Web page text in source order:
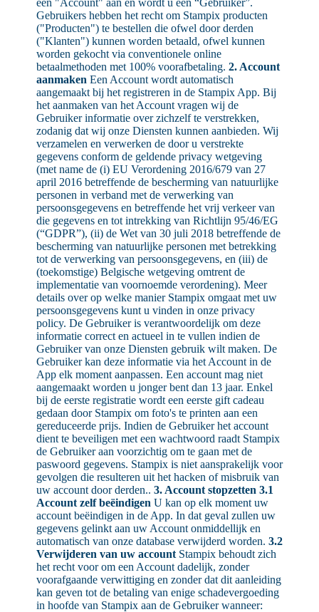
Gebruikers hebben het recht om Stampix producten
("Producten") te bestellen die ofwel door derden
("Klanten") kunnen worden betaald, ofwel kunnen
worden gekocht via conventionele online
betaalmethoden met 100% voorafbetaling. 2. Account
aanmaken Een Account wordt automatisch
aangemaakt bij het registreren in de Stampix App. Bij
het aanmaken van het Account vragen wij de
Gebruiker informatie over zichzelf te verstrekken,
zodanig dat wij onze Diensten kunnen aanbieden. Wij
verzamelen en verwerken de door u verstrekte
gegevens conform de geldende privacy wetgeving
(met name de (i) EU Verordening 2016/679 van 27
april 2016 betreffende de bescherming van natuurlijke
personen in verband met de verwerking van
persoonsgegevens en betreffende het vrij verkeer van
die gegevens en tot intrekking van Richtlijn 95/46/EG
(“GDPR”), (ii) de Wet van 30 juli 2018 betreffende de
bescherming van natuurlijke personen met betrekking
tot de verwerking van persoonsgegevens, en (iii) de
(toekomstige) Belgische wetgeving omtrent de
implementatie van voornoemde verordening). Meer
details over op welke manier Stampix omgaat met uw
persoonsgegevens kunt u vinden in onze privacy
policy. De Gebruiker is verantwoordelijk om deze
informatie correct en actueel in te vullen indien de
Gebruiker van onze Diensten gebruik wilt maken. De
Gebruiker kan deze informatie via het Account in de
App elk moment aanpassen. Een account mag niet
aangemaakt worden u jonger bent dan 13 jaar. Enkel
bij de eerste registratie wordt een eerste gift cadeau
gedaan door Stampix om foto's te printen aan een
gereduceerde prijs. Indien de Gebruiker het account
dient te beveiligen met een wachtwoord raadt Stampix
de Gebruiker aan voorzichtig om te gaan met de
paswoord gegevens. Stampix is niet aansprakelijk voor
gevolgen die resulteren uit het hacken of misbruik van
uw account door derden.. 3. Account stopzetten 3.1
Account zelf beëindigen U kan op elk moment uw
account beëindigen in de App. In dat geval zullen uw
gegevens gelinkt aan uw Account onmiddellijk en
automatisch van onze database verwijderd worden. 3.2
Verwijderen van uw accountStampix behoudt zich
het recht voor om een Account dadelijk, zonder
voorafgaande verwittiging en zonder dat dit aanleiding
kan geven tot de betaling van enige schadevergoeding
in hoofde van Stampix aan de Gebruiker wanneer: